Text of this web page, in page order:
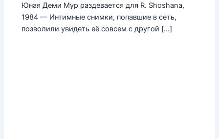
Юная Деми Мур раздевается для R. Shoshana,
1984 — Интимные снимки, попавшие в сеть,
позволили увидеть её совсем с другой […]